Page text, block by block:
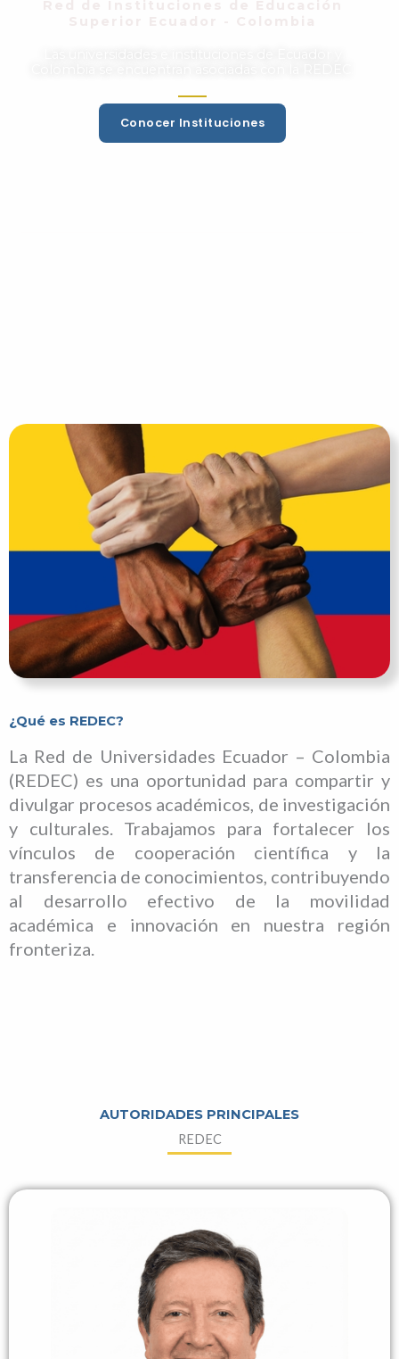
Conocer Instituciones
¿Qué es REDEC?
La Red de Universidades Ecuador – Colombia
(REDEC) es una oportunidad para compartir y
divulgar procesos académicos, de investigación
y culturales. Trabajamos para fortalecer los
vínculos de cooperación científica y la
transferencia de conocimientos, contribuyendo
al desarrollo efectivo de la movilidad
académica e innovación en nuestra región
fronteriza.
AUTORIDADES PRINCIPALES
REDEC